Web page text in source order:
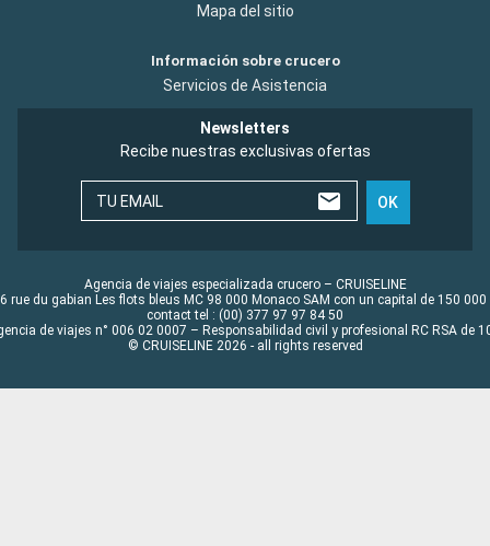
Mapa del sitio
Información sobre crucero
Servicios de Asistencia
Newsletters
Recibe nuestras exclusivas ofertas
TU EMAIL OK
Agencia de viajes especializada crucero – CRUISELINE
rue du gabian Les flots bleus MC 98 000 Monaco SAM con un capital de 150 000
contact tel : (00) 377 97 97 84 50
de viajes n° 006 02 0007 – Responsabilidad civil y profesional RC RSA de
© CRUISELINE 2026 - all rights reserved